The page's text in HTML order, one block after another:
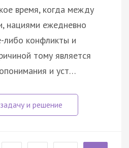
время, когда между
нациями ежедневно
либо конфликты и
тому является
и уст…